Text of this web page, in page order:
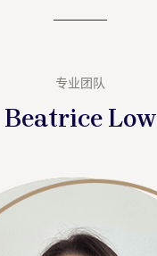
专业团队
Beatrice Low